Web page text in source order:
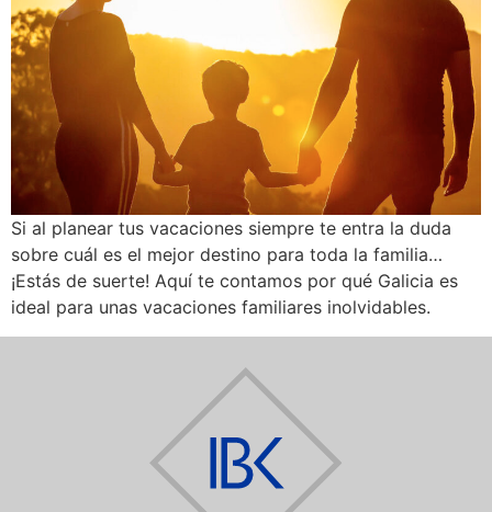
Si al planear tus vacaciones siempre te entra la duda
sobre cuál es el mejor destino para toda la familia…
¡Estás de suerte! Aquí te contamos por qué Galicia es
ideal para unas vacaciones familiares inolvidables.